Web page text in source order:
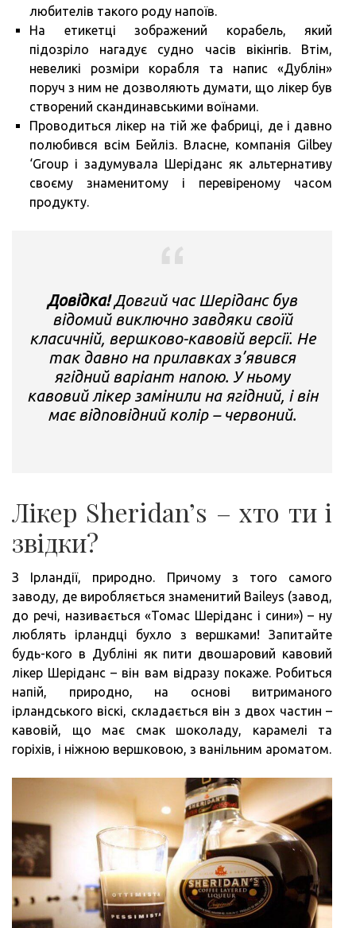
любителів такого роду напоїв.
На етикетці зображений корабель, який
підозріло нагадує судно часів вікінгів. Втім,
невеликі розміри корабля та напис «Дублін»
поруч з ним не дозволяють думати, що лікер був
створений скандинавськими воїнами.
Проводиться лікер на тій же фабриці, де і давно
полюбився всім Бейліз. Власне, компанія Gilbey
‘Group і задумувала Шеріданс як альтернативу
своєму знаменитому і перевіреному часом
продукту.
Довідка!Довгий час Шеріданс був
відомий виключно завдяки своїй
класичній, вершково-кавовій версії. Не
так давно на прилавках з’явився
ягідний варіант напою. У ньому
кавовий лікер замінили на ягідний, і він
має відповідний колір – червоний.
Лікер Sheridan’s – хто ти і
звідки?
З Ірландії, природно. Причому з того самого
заводу, де виробляється знаменитий Baileys (завод,
до речі, називається «Томас Шеріданс і сини») – ну
люблять ірландці бухло з вершками! Запитайте
будь-кого в Дубліні як пити двошаровий кавовий
лікер Шеріданс – він вам відразу покаже. Робиться
напій, природно, на основі витриманого
ірландського віскі, складається він з двох частин –
кавовій, що має смак шоколаду, карамелі та
горіхів, і ніжною вершковою, з ванільним ароматом.